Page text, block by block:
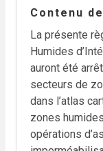
Contenu
La présente
Humides
auront été
secteurs de
dans l’atlas
zones
opérations